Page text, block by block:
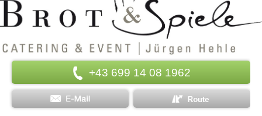
+43 699 14 08 1962